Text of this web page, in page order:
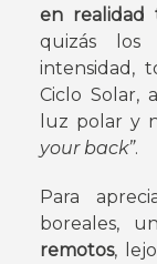
en realidad
quizás los
intensidad,
Ciclo Solar,
luz polar y
your back”.
Para
boreales,
remotos,